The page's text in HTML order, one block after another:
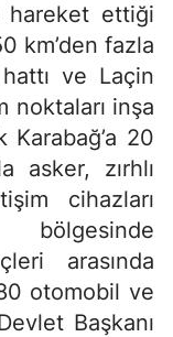
hareket ettiği
km’den fazla
ve Laçin
noktaları inşa
Karabağ’a 20
asker, zırhlı
cihazları
arasında
otomobil ve
Başkanı